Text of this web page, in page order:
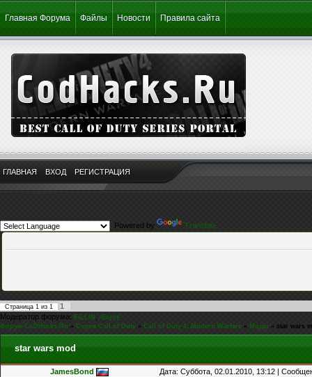
Главная Форума Файлы Новости Правила сайта
ГЛАВНАЯ ВХОД РЕГИСТРАЦИЯ
Powered by Translate
Страница 1 из 1
1
Модератор форума: FiLLiN,iEnjoy
Форум CoDHacks.Ru » Серия Call of Duty » Call of Duty 4: Modern Warfare » Моды » star wars
star wars mod
JamesBond Дата: Суббота, 02.01.2010, 13:12 |